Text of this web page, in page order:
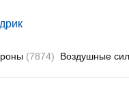
(7874) Воздушные